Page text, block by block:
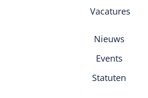
Vacatures
Nieuws
Events
Statuten